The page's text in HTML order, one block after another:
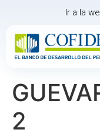
Ir a la
2